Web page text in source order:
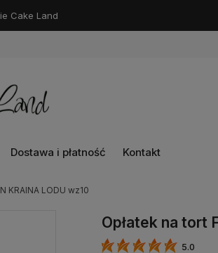
Cake Land
Dostawa i płatność Kontakt
KRAINA LODU wz10
Opłatek na tort
5.0